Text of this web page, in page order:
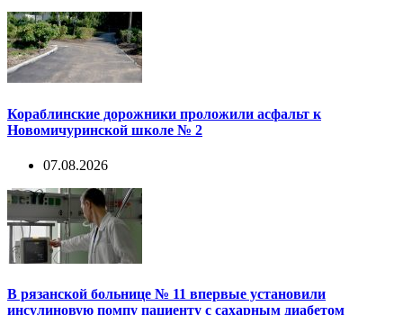
Кораблинские дорожники проложили асфальт к
Новомичуринской школе № 2
07.08.2026
В рязанской больнице № 11 впервые установили
инсулиновую помпу пациенту с сахарным диабетом